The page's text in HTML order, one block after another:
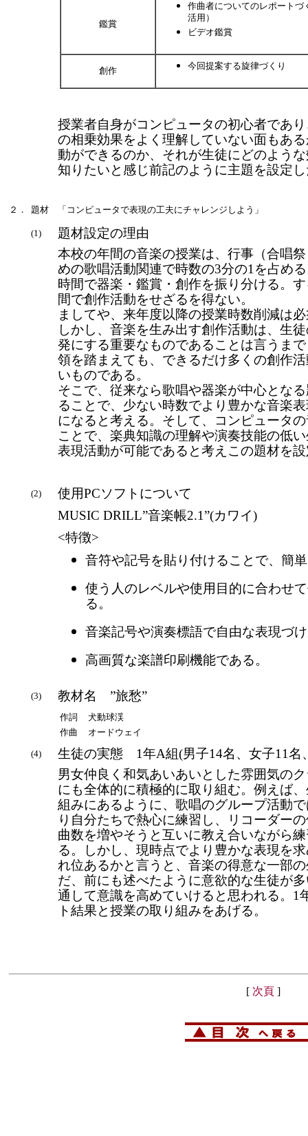
鑑賞
作曲者についてのレポートづ
活用）
ビデオ鑑賞
創作 今回提案する旋律づくり
授業者自身がコンピュータの初心者であ
の相乗効果をよく理解していない面もあ
動ができるのか、それが生徒にどのよう
知りたいと感じ前記のように主題を設定
２． 題材 「コンピュータで表現の工夫にチャレンジしよう」
(1)
題材設定の理由
本校の年間の音楽の授業は、行事（合唱
めの歌唱活動関連で時数の3分の1を占め
時間で器楽・鑑賞・創作を振り分ける。
間で創作活動をせざるを得ない。
ましてや、来年度以降の授業時数削減は
しかし、音楽を生み出す創作活動は、生
発にする重要なものであることは言うま
領を踏まえても、できるだけ多くの創作
いものである。
そこで、従来なら歌唱や器楽が中心とな
ることで、少ない時数でより豊かな音楽
になると考える。そして、コンピュータ
ことで、楽典知識の理解や演奏技能の低
表現活動が可能であると考えこの題材を
(2)
使用PCソフトについて
MUSIC DRILL”音楽帳2.1”(カワイ)
<特徴>
音符や記号を貼り付けることで、簡
使う人のレベルや使用目的に合わせ
る。
音楽記号や演奏標語で自由な表現づ
高画質な楽譜印刷機能である。
(3) 教材名 ”旅愁”
作詞
犬動球渓
作曲
オードウェイ
(4)
生徒の実態 1年A組(男子14名、女子11名
男女仲良く和気あいあいとした雰囲気の
にも全体的に積極的に取り組む。例えば
組みにあるように、歌唱のグループ活動
り自分たちで熱心に練習し、リコーダー
曲数を増やそうと互いに教え合いながら
る。しかし、現時点でより豊かな表現を
れ位あるかと言うと、音楽の得意な一部
だ、前にも述べたように意欲的な生徒が
通して意識を高めていけると思われる。1
ト結果と授業の取り組みをあげる。
[ 次頁 ]